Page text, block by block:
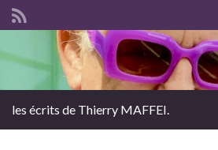
les écrits de Thierry MAFFEI.